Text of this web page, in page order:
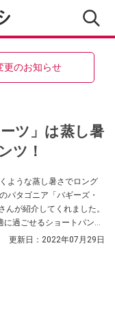
更のお知らせ
ツ」は蒸し暑
ツ！
ような蒸し暑さでロング
パタゴニア「バギーズ・
が紹介してくれました。
過ごせるショートパンツ
更新日： 2022年07月29日